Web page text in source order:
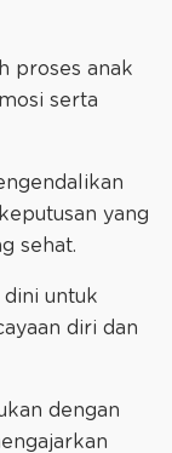
proses anak
serta
yang
sehat.
untuk
diri dan
dengan